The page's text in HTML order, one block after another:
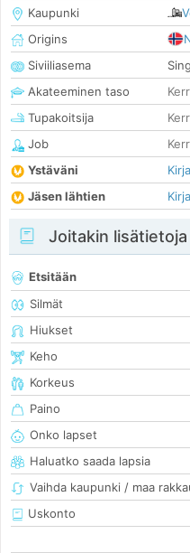
Kaupunki
Origins
Siviiliasema
Akateeminen taso
Tupakoitsija
Job
Ystäväni
Jäsen lähtien
Joitakin lisätietoja
Etsitään
Silmät
Hiukset
Keho
Korkeus
Paino
Onko lapset
Haluatko saada lapsia
Vaihda kaupunki / maa
Uskonto